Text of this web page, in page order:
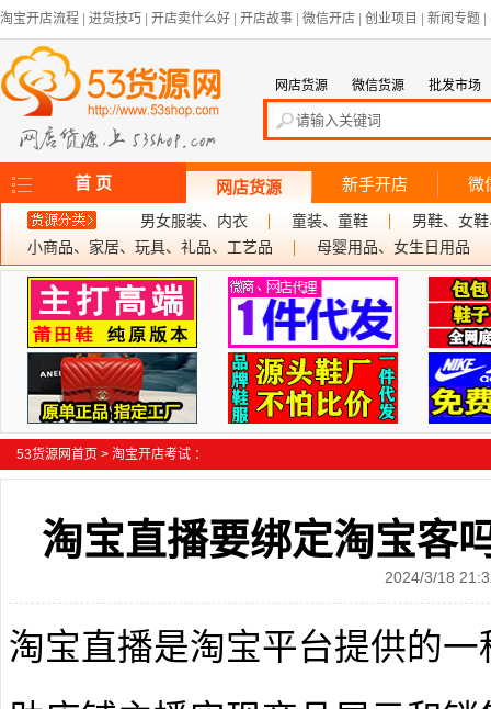
淘宝开店流程 进货技巧 开店卖什么好 开店故事 微信开店 创业项目 新闻专题
网店货源 微信货源 批发市场
首 页 网店货源 新手开店 微
男女服装、内衣 童装、童鞋
男鞋、女
小商品、家居、玩具、礼品、工艺品
母婴用品、女生日用品
53货源网首页 > 淘宝开店考试 ：
淘宝直播要绑定淘宝客
2024/3/18
淘宝直播是淘宝平台提供的